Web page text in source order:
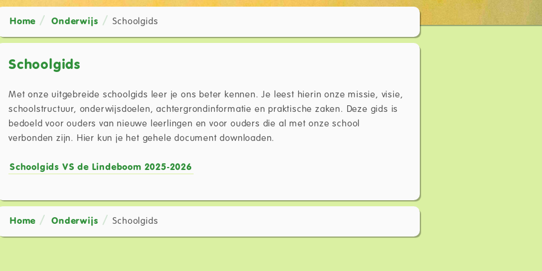
Home Onderwijs Schoolgids
Schoolgids
Met onze uitgebreide schoolgids leer je ons beter kennen. Je leest hierin onze missie, visie,
schoolstructuur, onderwijsdoelen, achtergrondinformatie en praktische zaken. Deze gids is
bedoeld voor ouders van nieuwe leerlingen en voor ouders die al met onze school
verbonden zijn. Hier kun je het gehele document downloaden.
Schoolgids VS de Lindeboom 2025-2026
Home Onderwijs Schoolgids